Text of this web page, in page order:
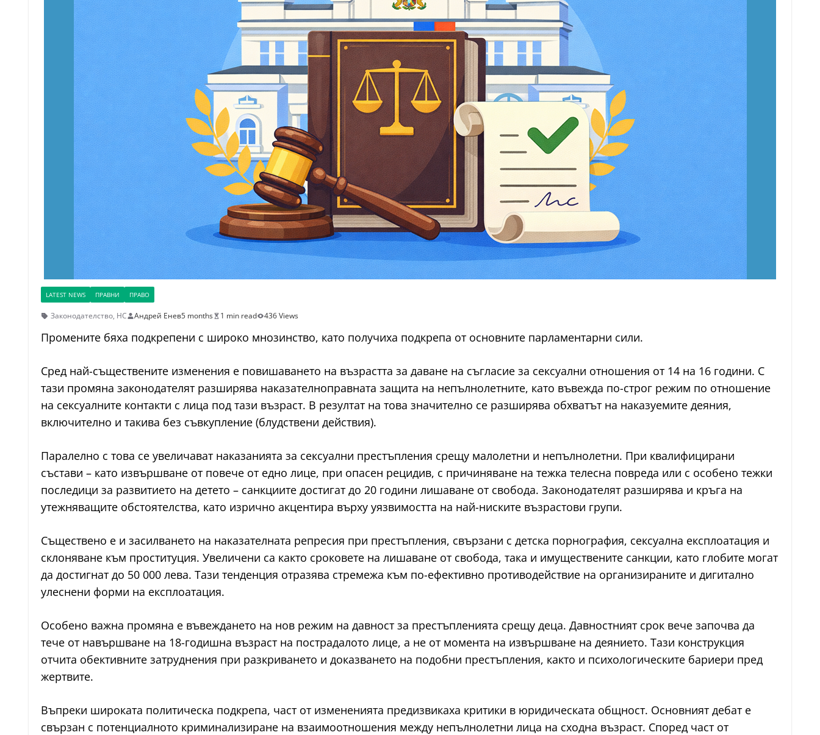
LATEST NEWS ПРАВНИ ПРАВО
Законодателство, НС Андрей Енев5 months 1 min read 436 Views
Промените бяха подкрепени с широко мнозинство, като получиха подкрепа от основните парламентарни сили.
Сред най-съществените изменения е повишаването на възрастта за даване на съгласие за сексуални отношения от 14 на 16 години. С
тази промяна законодателят разширява наказателноправната защита на непълнолетните, като въвежда по-строг режим по отношение
на сексуалните контакти с лица под тази възраст. В резултат на това значително се разширява обхватът на наказуемите деяния,
включително и такива без съвкупление (блудствени действия).
Паралелно с това се увеличават наказанията за сексуални престъпления срещу малолетни и непълнолетни. При квалифицирани
състави – като извършване от повече от едно лице, при опасен рецидив, с причиняване на тежка телесна повреда или с особено тежки
последици за развитието на детето – санкциите достигат до 20 години лишаване от свобода. Законодателят разширява и кръга на
утежняващите обстоятелства, като изрично акцентира върху уязвимостта на най-ниските възрастови групи.
Съществено е и засилването на наказателната репресия при престъпления, свързани с детска порнография, сексуална експлоатация и
склоняване към проституция. Увеличени са както сроковете на лишаване от свобода, така и имуществените санкции, като глобите могат
да достигнат до 50 000 лева. Тази тенденция отразява стремежа към по-ефективно противодействие на организираните и дигитално
улеснени форми на експлоатация.
Особено важна промяна е въвеждането на нов режим на давност за престъпленията срещу деца. Давностният срок вече започва да
тече от навършване на 18-годишна възраст на пострадалото лице, а не от момента на извършване на деянието. Тази конструкция
отчита обективните затруднения при разкриването и доказването на подобни престъпления, както и психологическите бариери пред
жертвите.
Въпреки широката политическа подкрепа, част от измененията предизвикаха критики в юридическата общност. Основният дебат е
свързан с потенциалното криминализиране на взаимоотношения между непълнолетни лица на сходна възраст. Според част от